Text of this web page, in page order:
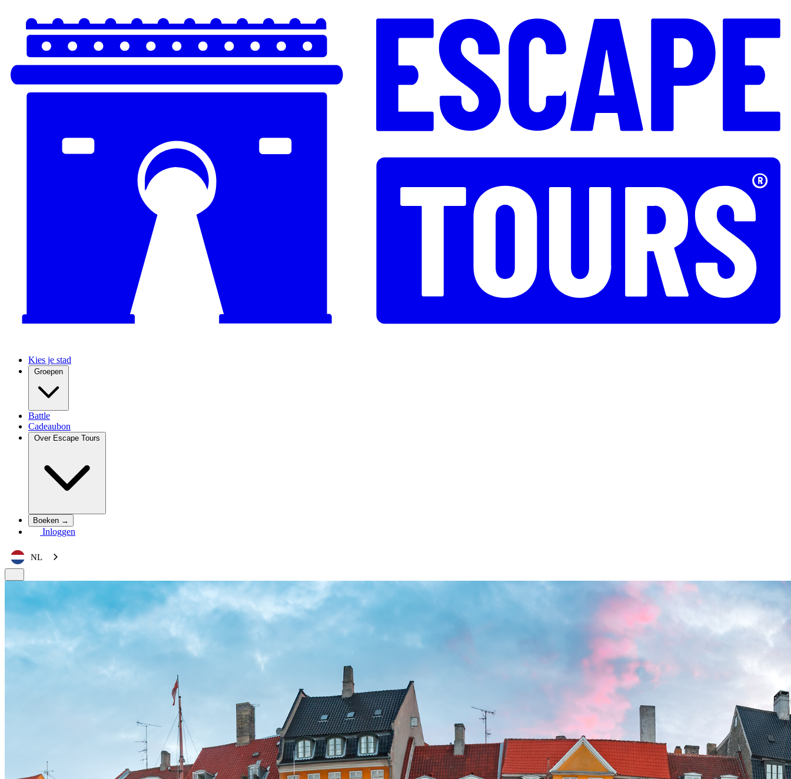
Kies je stad
Groepen
Battle
Cadeaubon
Over Escape Tours
Boeken →
Inloggen
NL